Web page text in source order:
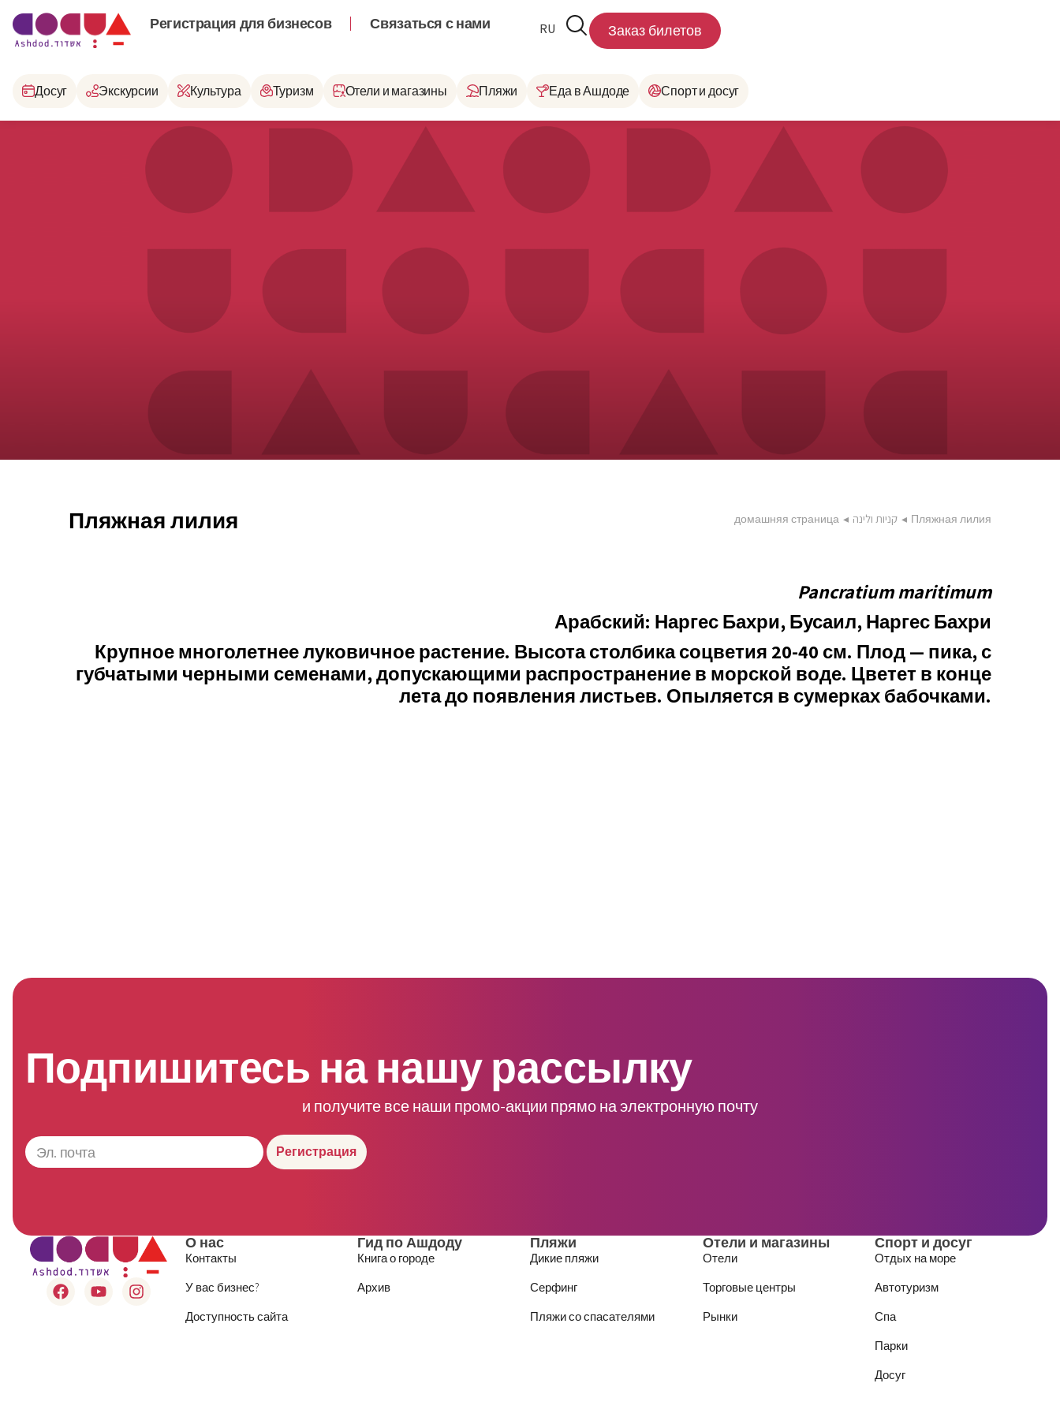
Регистрация для бизнесов Связаться с нами RU
HE
Заказ билетов
Досуг Экскурсии Культура Туризм Отели и магазины Пляжи Еда в Ашдоде Спорт и досуг
Пляжная лилия домашняя страница ◂ קניות ולינה ◂ Пляжная лилия
Pancratium maritimum
Арабский: Наргес Бахри, Бусаил, Наргес Бахри
Крупное многолетнее луковичное растение. Высота столбика соцветия 20-40 см. Плод — пика, с
губчатыми черными семенами, допускающими распространение в морской воде. Цветет в конце
лета до появления листьев. Опыляется в сумерках бабочками.
Подпишитесь на нашу рассылку
и получите все наши промо-акции прямо на электронную почту
Регистрация
О нас
Контакты
У вас бизнес?
Доступность сайта
Гид по Ашдоду
Книга о городе
Архив
Пляжи
Дикие пляжи
Серфинг
Пляжи со спасателями
Отели и магазины
Отели
Торговые центры
Рынки
Спорт и досуг
Отдых на море
Автотуризм
Спа
Парки
Досуг